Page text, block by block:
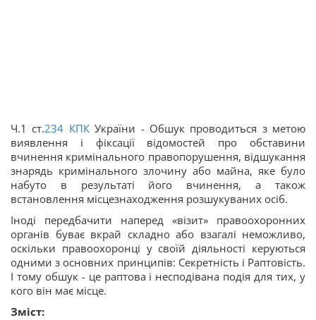
Ч.1 ст.234 КПКУкраїни - Обшук проводиться з метою
виявлення і фіксації відомостей про обставини
вчинення кримінального правопорушення, відшукання
знарядь кримінального злочину або майна, яке було
набуто в результаті його вчинення, а також
встановлення місцезнаходження розшукуваних осіб.
Іноді передбачити наперед «візит» правоохоронних
органів буває вкрай складно або взагалі неможливо,
оскільки правоохоронці у своїй діяльності керуються
одними з основних принципів: Секретність і Раптовість.
І тому обшук - це раптова і несподівана подія для тих, у
кого він має місце.
Зміст: